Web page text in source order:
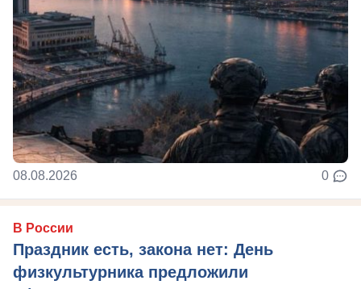
08.08.2026 0
В России
Праздник есть, закона нет: День
физкультурника предложили